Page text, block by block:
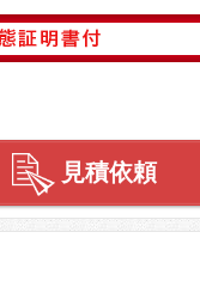
見積依頼